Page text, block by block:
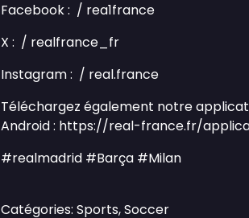
Facebook : / rea1france
X : / realfrance_fr
Instagram : / real.france
Téléchargez également notre
Android : https://real-france.fr/
#realmadrid #Barça #Milan
Catégories: Sports, Soccer